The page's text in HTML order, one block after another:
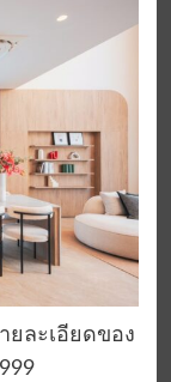
ละเอียดของ